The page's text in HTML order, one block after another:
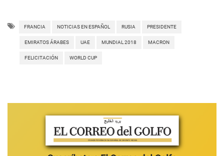
FRANCIA NOTICIAS EN ESPAÑOL RUSIA PRESIDENTE
EMIRATOS ÁRABES UAE MUNDIAL 2018 MACRON
FELICITACIÓN WORLD CUP